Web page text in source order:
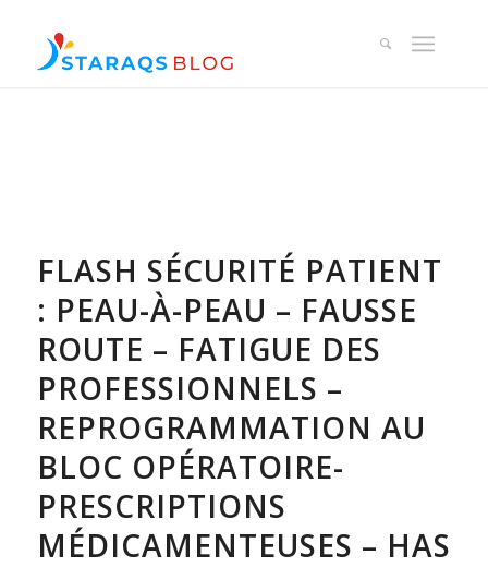
FLASH SÉCURITÉ PATIENT
: PEAU-À-PEAU – FAUSSE
ROUTE – FATIGUE DES
PROFESSIONNELS –
REPROGRAMMATION AU
BLOC OPÉRATOIRE-
PRESCRIPTIONS
MÉDICAMENTEUSES – HAS